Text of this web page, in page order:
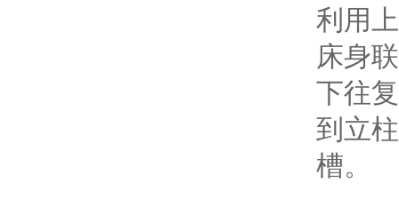
利用
床身
下往
到立
槽。